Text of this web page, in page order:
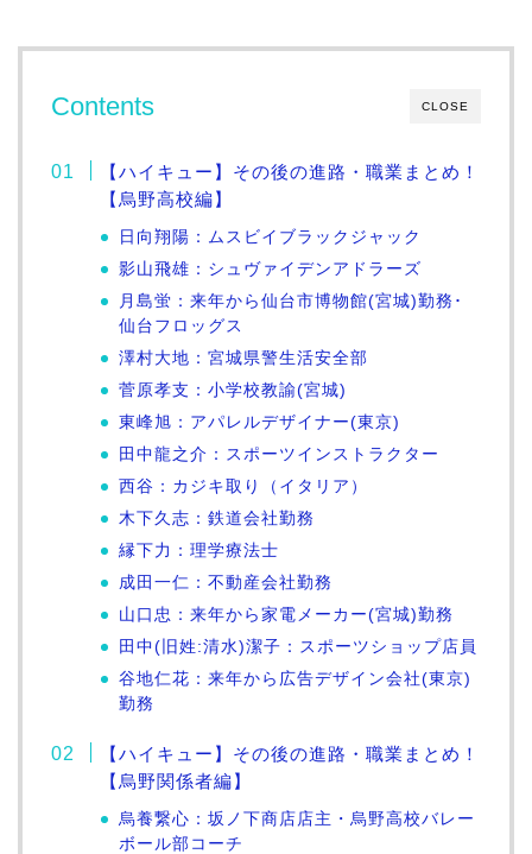
CLOSE
Contents
【ハイキュー】その後の進路・職業まとめ！
【烏野高校編】
日向翔陽：ムスビイブラックジャック
影山飛雄：シュヴァイデンアドラーズ
月島蛍：来年から仙台市博物館(宮城)勤務･
仙台フロッグス
澤村大地：宮城県警生活安全部
菅原孝支：小学校教諭(宮城)
東峰旭：アパレルデザイナー(東京)
田中龍之介：スポーツインストラクター
西谷：カジキ取り（イタリア）
木下久志：鉄道会社勤務
縁下力：理学療法士
成田一仁：不動産会社勤務
山口忠：来年から家電メーカー(宮城)勤務
田中(旧姓:清水)潔子：スポーツショップ店員
谷地仁花：来年から広告デザイン会社(東京)
勤務
【ハイキュー】その後の進路・職業まとめ！
【烏野関係者編】
烏養繋心：坂ノ下商店店主・烏野高校バレー
ボール部コーチ